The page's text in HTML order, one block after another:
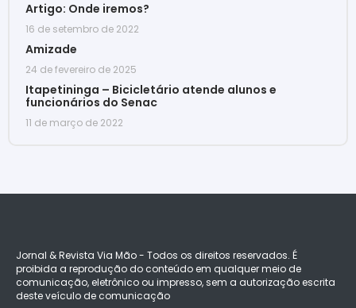
Artigo: Onde iremos?
16 de setembro de 2022
Amizade
24 de fevereiro de 2025
Itapetininga – Bicicletário atende alunos e
funcionários do Senac
11 de março de 2022
Jornal & Revista Via Mão - Todos os direitos reservados. É
proibida a reprodução do conteúdo em qualquer meio de
comunicação, eletrônico ou impresso, sem a autorização escrita
deste veículo de comunicação